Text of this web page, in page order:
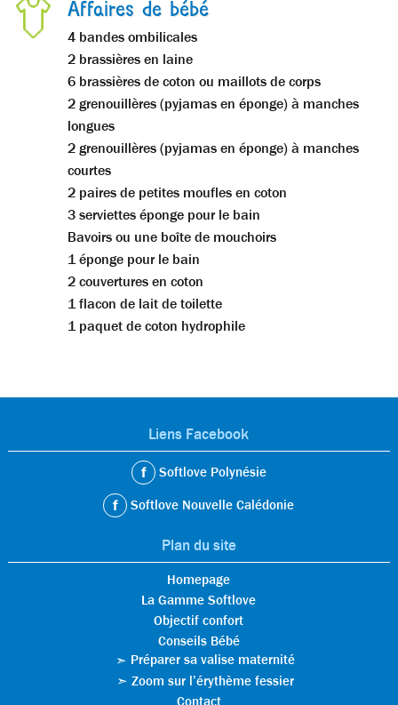
Affaires de bébé
4 bandes ombilicales
2 brassières en laine
6 brassières de coton ou maillots de corps
2 grenouillères (pyjamas en éponge) à manches
longues
2 grenouillères (pyjamas en éponge) à manches
courtes
2 paires de petites moufles en coton
3 serviettes éponge pour le bain
Bavoirs ou une boîte de mouchoirs
1 éponge pour le bain
2 couvertures en coton
1 flacon de lait de toilette
1 paquet de coton hydrophile
Liens Facebook
Softlove Polynésie
Softlove Nouvelle Calédonie
Plan du site
Homepage
La Gamme Softlove
Objectif confort
Conseils Bébé
Préparer sa valise maternité
Zoom sur l’érythème fessier